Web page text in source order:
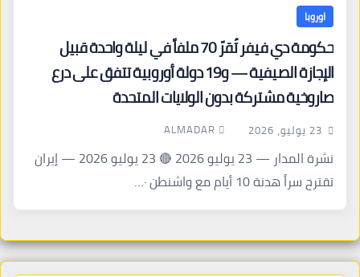
اوروبا
حكومة دي فيفر تُقرّ 70 ملفاً في ليلة واحدة قبيل
الإجازة الصيفية — و19 دولة أوروبية تتفق على درع
صاروخية مشتركة بدون الولايات المتحدة
23 يوليو، 2026 ALMADAR
نشرة المدار — 23 يوليو 2026 🔴 23 يوليو 2026 — إيران
تقترح سراً هدنة 10 أيام مع واشنطن ·…